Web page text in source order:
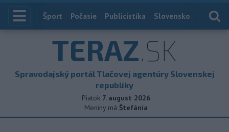
Index
Šport Počasie Publicistika Slovensko
TERAZ.SK
Spravodajský portál Tlačovej agentúry Slovenskej
republiky
Piatok 7. august 2026
Meniny má Štefánia